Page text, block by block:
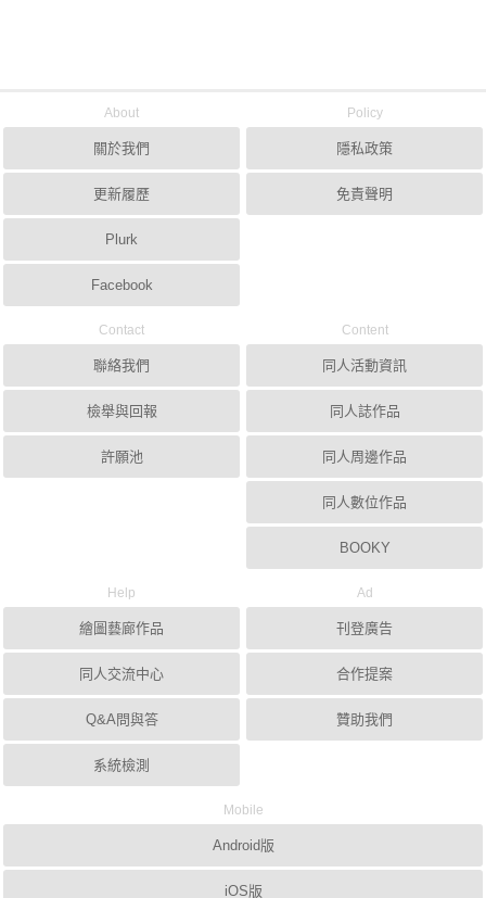
About
關於我們
更新履歷
Plurk
Facebook
Policy
隱私政策
免責聲明
Contact
聯絡我們
檢舉與回報
許願池
Content
同人活動資訊
同人誌作品
同人周邊作品
同人數位作品
BOOKY
Help
繪圖藝廊作品
同人交流中心
Q&A問與答
系統檢測
Ad
刊登廣告
合作提案
贊助我們
Mobile
Android版
iOS版